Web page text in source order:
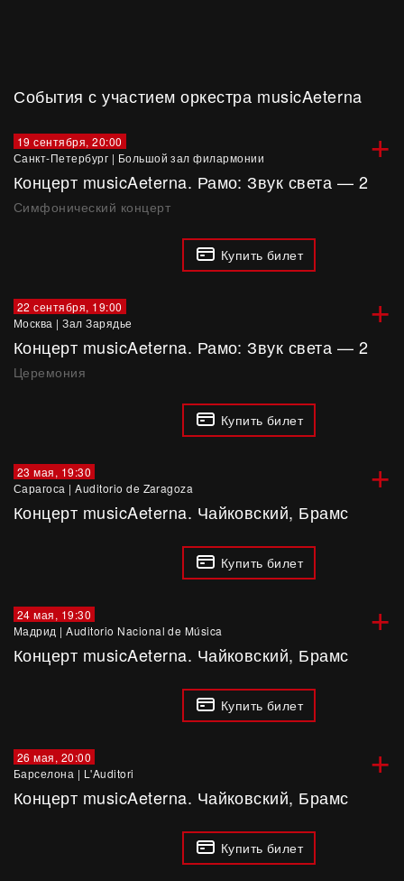
События с участием оркестра musicAeterna
+
19 сентября, 20:00
Санкт-Петербург | Большой зал филармонии
Концерт musicAeterna. Рамо: Звук света — 2
Симфонический концерт
Купить билет
+
22 сентября, 19:00
Москва |Зал Зарядье
Концерт musicAeterna. Рамо: Звук света — 2
Церемония
Купить билет
+
23 мая, 19:30
Сарагоса |Auditorio de Zaragoza
Концерт musicAeterna. Чайковский, Брамс
Купить билет
+
24 мая, 19:30
Мадрид |Auditorio Nacional de Música
Концерт musicAeterna. Чайковский, Брамс
Купить билет
+
26 мая, 20:00
Барселона | L'Auditori
Концерт musicAeterna. Чайковский, Брамс
Купить билет